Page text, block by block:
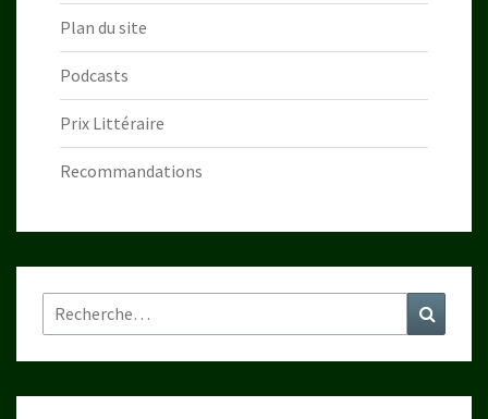
Plan du site
Podcasts
Prix Littéraire
Recommandations
Rechercher :